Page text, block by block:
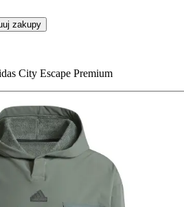
zakupy
City Escape Premium